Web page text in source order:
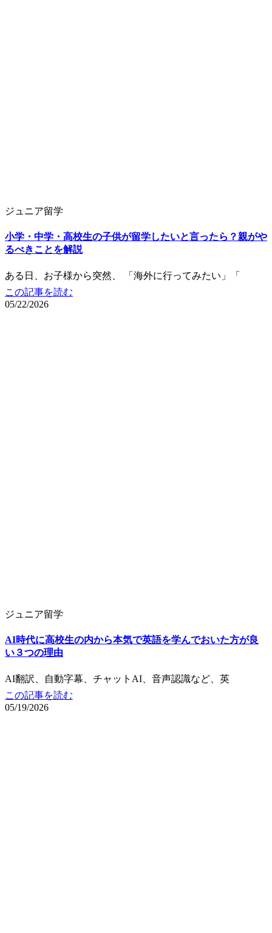
ジュニア留学
小学・中学・高校生の子供が留学したいと言ったら？親がや
るべきことを解説
ある日、お子様から突然、 「海外に行ってみたい」「
この記事を読む
05/22/2026
ジュニア留学
AI時代に高校生の内から本気で英語を学んでおいた方が良
い３つの理由
AI翻訳、自動字幕、チャットAI、音声認識など、英
この記事を読む
05/19/2026